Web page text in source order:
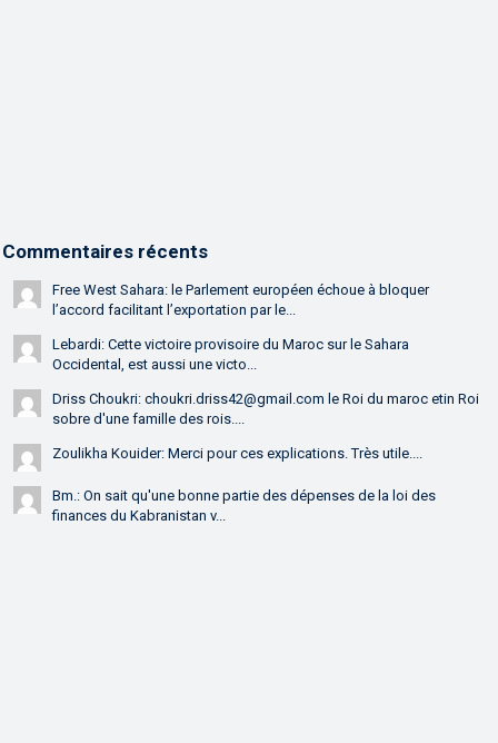
Commentaires récents
Free West Sahara: le Parlement européen échoue à bloquer
l’accord facilitant l’exportation par le...
Lebardi: Cette victoire provisoire du Maroc sur le Sahara
Occidental, est aussi une victo...
Driss Choukri: choukri.driss42@gmail.com le Roi du maroc etin Roi
sobre d'une famille des rois....
Zoulikha Kouider: Merci pour ces explications. Très utile....
Bm.: On sait qu'une bonne partie des dépenses de la loi des
finances du Kabranistan v...